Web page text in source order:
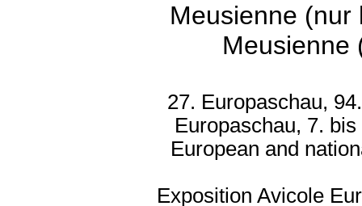
Meusienne
Meusienne
27. Europaschau,
Europaschau, 7.
European and
Exposition Avicole